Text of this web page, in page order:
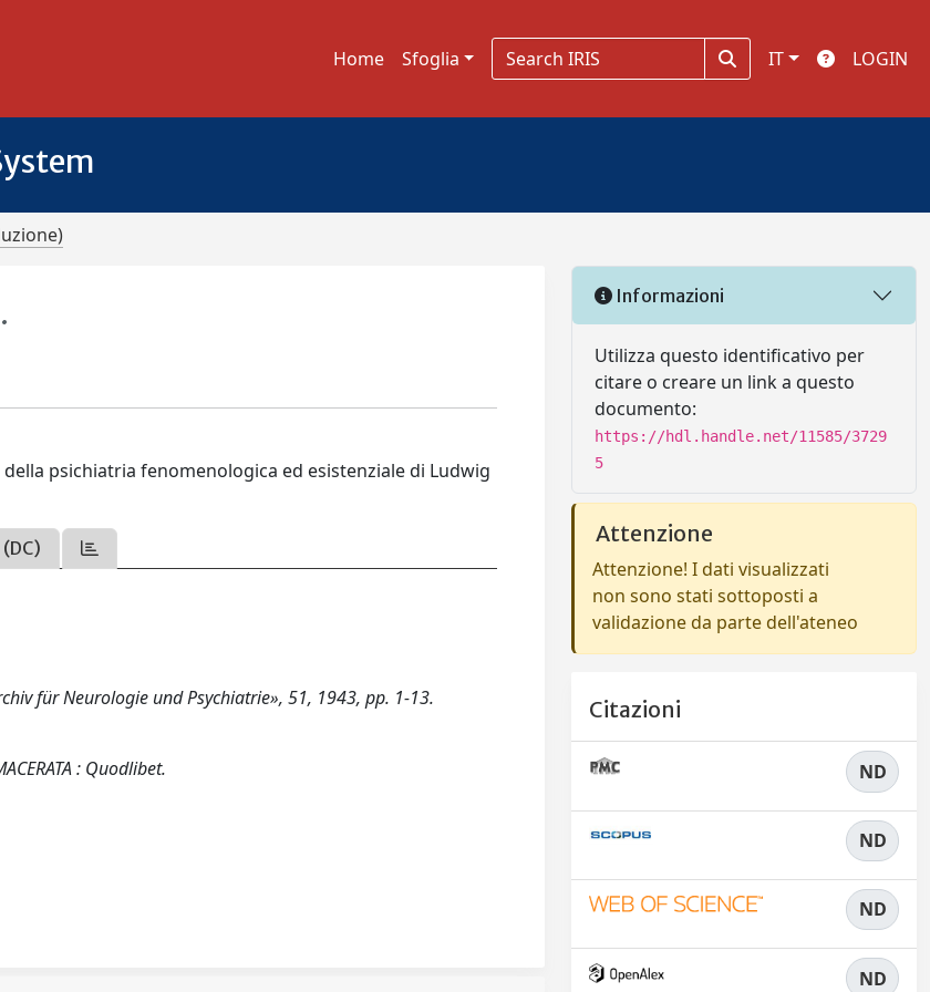
Home Sfoglia IT LOGIN
psichiatria fenomenologica ed esistenziale di Ludwig
für Neurologie und Psychiatrie», 51, 1943, pp. 1-13.
: Quodlibet.
Informazioni
Utilizza questo identificativo per
citare o creare un link a questo
documento:
https://hdl.handle.net/11585/3729
5
Attenzione
Attenzione! I dati visualizzati
non sono stati sottoposti a
validazione da parte dell'ateneo
Citazioni
ND
ND
ND
ND